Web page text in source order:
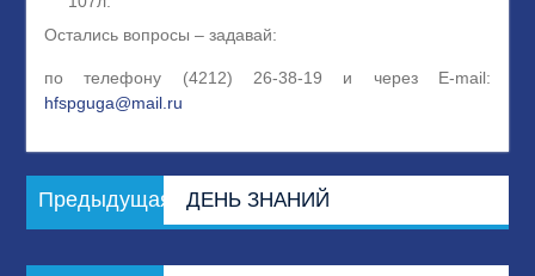
Остались вопросы – задавай:
по телефону (4212) 26-38-19 и через E-mail:
hfspguga@mail.ru
Навигация
по
Предыдущая
запись:
ДЕНЬ ЗНАНИЙ